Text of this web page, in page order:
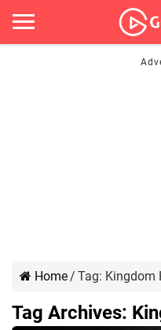
Home/ Tag: Kingdom
Tag Archives: